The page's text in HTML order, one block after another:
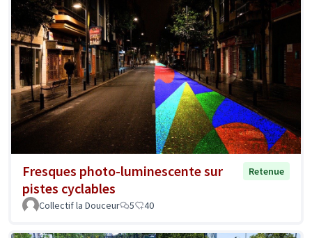
Fresques photo-luminescente sur
pistes cyclables
Retenue
Collectif la Douceur 5 40